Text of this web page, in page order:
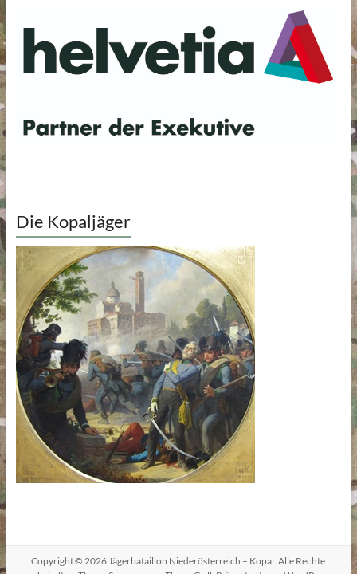
Die Kopaljäger
Copyright © 2026 Jägerbataillon Niederösterreich – Kopal . Alle Rechte